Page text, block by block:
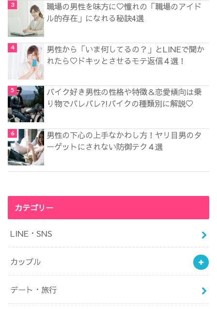
職場の男性を味方に♡憧れの「職場のアイド
ル的存在」になれる秘訣4選
男性から「いま何してるの？」とLINEで聞か
れたら♡ドキッとさせるモテ返信４選！
バイク好き男性の性格や特徴＆恋愛傾向は乗
り物でバレバレ?!バイクの種類別に解説♡
男性の下心の上手なかわし方！ヤリ目男のタ
ーゲットにされない防御テク４選
カテゴリー
LINE・SNS
カップル
デート・旅行